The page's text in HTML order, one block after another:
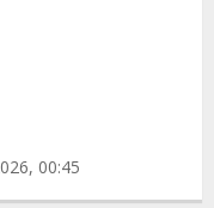
00:45